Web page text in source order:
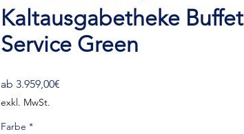
Kaltausgabetheke Buffet
Service Green
ab 3.959,00€
exkl. MwSt.
Farbe *